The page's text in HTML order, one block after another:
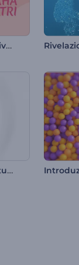
Video di auguri per Maha Shivratri
Introduzione alle linee di filatura pulite